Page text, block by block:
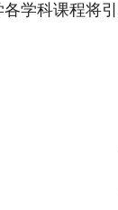
学科课程将